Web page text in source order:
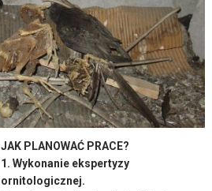
JAK PLANOWAĆ PRACE?
1. Wykonanie ekspertyzy
ornitologicznej.